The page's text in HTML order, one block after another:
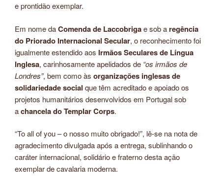
e prontidão exemplar.
Em nome daComenda de Laccobrigae sob a regência
do Priorado Internacional Secular, o reconhecimento foi
igualmente estendido aos Irmãos Seculares de Língua
Inglesa, carinhosamente apelidados de “os irmãos de
Londres”, bem como às organizações inglesas de
solidariedade social que têm acreditado e apoiado os
projetos humanitários desenvolvidos em Portugal sob
achancela do Templar Corps.
“To all of you – o nosso muito obrigado!”, lê-se na nota de
agradecimento divulgada após a entrega, sublinhando o
caráter internacional, solidário e fraterno desta ação
exemplar de cavalaria moderna.